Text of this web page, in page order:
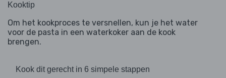
Kooktip
Om het kookproces te versnellen, kun je het water
voor de pasta in een waterkoker aan de kook
brengen.
Kook dit gerecht in 6 simpele stappen